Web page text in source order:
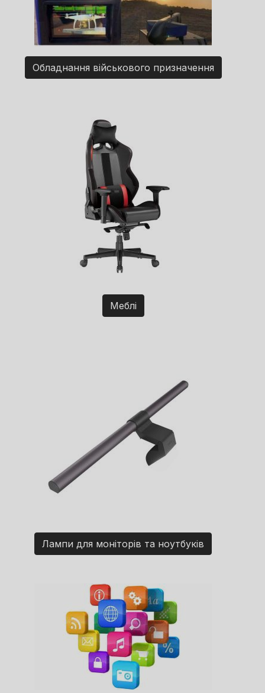
Обладнання військового призначення
Меблі
Лампи для моніторів та ноутбуків